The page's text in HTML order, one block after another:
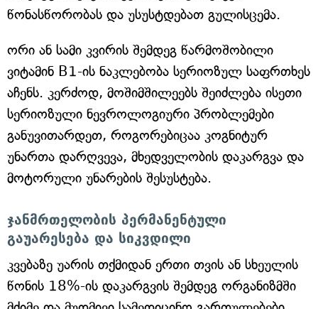
წონასწორობას და უსუსტდებათ გულისცემა.
ორი ან სამი კვირის შემდეგ წარმოშობილი
ვიტამინ B1-ის ნაკლებობა სერიოზულ საფრთხეს
აჩენს. კერძოდ, მოშიმშილეებს შეიძლება ისეთი
სერიოზული ნევროლოგიური პრობლემები
განუვითარდეთ, როგორებიცაა კოგნიტურ
უნართა დარღვევა, მხედველობის დაკარგვა და
მოტორული უნარების შესუსტება.
ჯანმრთელობის პერმანენტული
გაუარესება და სიკვდილი
კვებაზე უარის თქმიდან ერთი თვის ან სხეულის
წონის 18%-ის დაკარგვის შემდეგ ორგანიზმში